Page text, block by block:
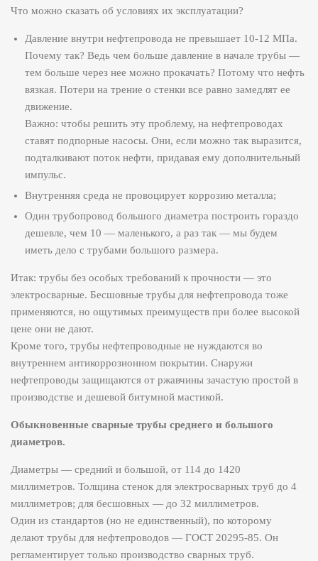
Что можно сказать об условиях их эксплуатации?
Давление внутри нефтепровода не превышает 10-12 МПа.
Почему так? Ведь чем больше давление в начале трубы —
тем больше через нее можно прокачать? Потому что нефть
вязкая. Потери на трение о стенки все равно замедлят ее
движение.
Важно: чтобы решить эту проблему, на нефтепроводах
ставят подпорные насосы. Они, если можно так выразится,
подталкивают поток нефти, придавая ему дополнительный
импульс.
Внутренняя среда не провоцирует коррозию металла;
Один трубопровод большого диаметра построить гораздо
дешевле, чем 10 — маленького, а раз так — мы будем
иметь дело с трубами большого размера.
Итак: трубы без особых требований к прочности — это
электросварные. Бесшовные трубы для нефтепровода тоже
применяются, но ощутимых преимуществ при более высокой
цене они не дают.
Кроме того, трубы нефтепроводные не нуждаются во
внутреннем антикоррозионном покрытии. Снаружи
нефтепроводы защищаются от ржавчины зачастую простой в
производстве и дешевой битумной мастикой.
Обыкновенные сварные трубы среднего и большого
диаметров.
Диаметры — средний и большой, от 114 до 1420
миллиметров. Толщина стенок для электросварных труб до 4
миллиметров; для бесшовных — до 32 миллиметров.
Один из стандартов (но не единственный), по которому
делают трубы для нефтепроводов — ГОСТ 20295-85. Он
регламентирует только производство сварных труб.